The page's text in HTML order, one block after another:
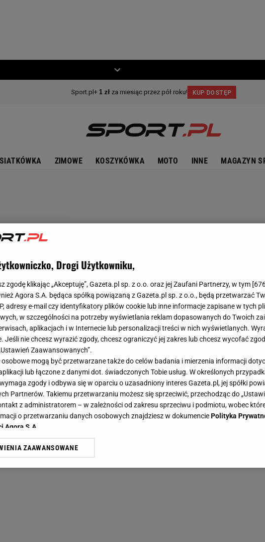
SIATKÓWKA ZIMOWE KOSZYKÓWKA MOTO INNE MAGAZYN
Drogi Użytkowniku,
zgodę klikając „Akceptuję”, Gazeta.pl sp. z o.o. oraz jej Zaufani Partnerzy, w tym [
Agora S.A. będąca spółką powiązaną z Gazeta.pl sp. z o.o., będą przetwarzać
adresy e-mail czy identyfikatory plików cookie lub inne informacje zapisane w tych
w szczególności na potrzeby wyświetlania reklam dopasowanych do Twoich
aplikacjach i w Internecie lub personalizacji treści w nich wyświetlanych.
Jeśli nie chcesz wyrazić zgody, chcesz ograniczyć jej zakres lub chcesz wycofać
Zaawansowanych”.
osobowe mogą być przetwarzane także do celów badania i mierzenia informacji
lub łączone z danymi dot. świadczonych Tobie usług. W określonych
zgody i odbywa się w oparciu o uzasadniony interes Gazeta.pl, jej spółki
Partnerów. Takiemu przetwarzaniu możesz się sprzeciwić, przechodząc do
z administratorem – w zależności od zakresu sprzeciwu i podmiotu, wobec
o przetwarzaniu danych osobowych znajdziesz w dokumenciePolityka
Agora S.A.
wyrażasz też zgodę na zainstalowanie i przechowywanie plików cookie
i Agora S.A. na Twoim urządzeniu końcowym. Możesz w każdej chwili
ZAAWANSOWANE